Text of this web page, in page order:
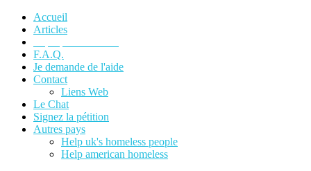
Accueil
Articles
F.A.Q.
Je demande de l'aide
Contact
Liens Web
Le Chat
Signez la pétition
Autres pays
Help uk's homeless people
Help american homeless